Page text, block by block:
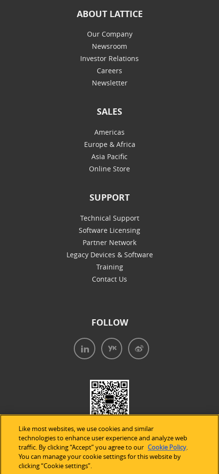
ABOUT LATTICE
Our Company
Newsroom
Investor Relations
Careers
Newsletter
SALES
Americas
Europe & Africa
Asia Pacific
Online Store
SUPPORT
Technical Support
Software Licensing
Partner Network
Legacy Devices & Software
Training
Contact Us
FOLLOW
法律声明 隐私条款
Like most websites, we use cookies and similar
technologies to enhance user experience and analyze web
traffic. By clicking “Accept” you agree to our Cookie Policy.
You can manage your cookie settings for this website by
clicking “Cookie settings”.